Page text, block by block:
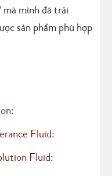
mình đã trải
sản phẩm phù hợp
Fluid:
Fluid: